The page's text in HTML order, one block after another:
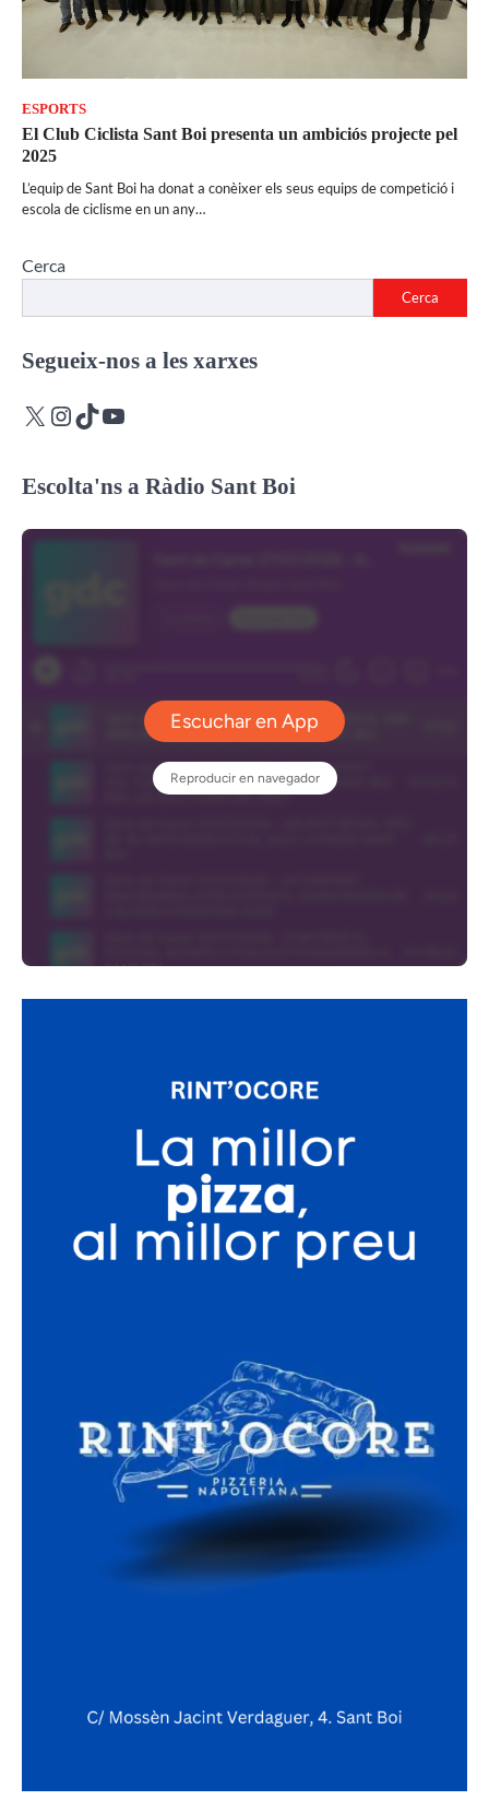
ESPORTS
El Club Ciclista Sant Boi presenta un ambiciós projecte pel
2025
L’equip de Sant Boi ha donat a conèixer els seus equips de competició i
escola de ciclisme en un any…
Cerca
Cerca
Segueix-nos a les xarxes
X Instagram
TikTokYouTube
Escolta'ns a Ràdio Sant Boi